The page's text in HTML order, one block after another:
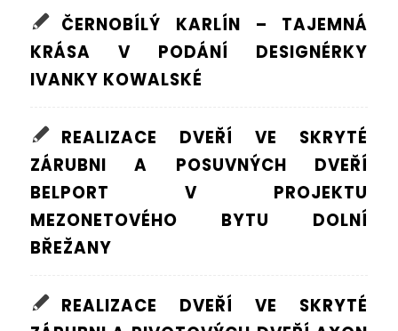
ČERNOBÍLÝ KARLÍN – TAJEMNÁ
KRÁSA V PODÁNÍ DESIGNÉRKY
IVANKY KOWALSKÉ
REALIZACE DVEŘÍ VE SKRYTÉ
ZÁRUBNI A POSUVNÝCH DVEŘÍ
BELPORT V PROJEKTU
MEZONETOVÉHO BYTU DOLNÍ
BŘEŽANY
REALIZACE DVEŘÍ VE SKRYTÉ